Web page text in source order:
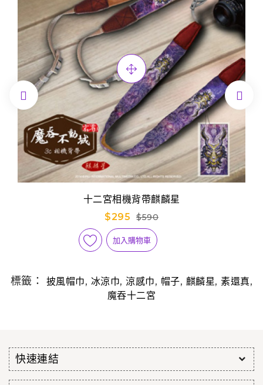
十二宮相機背帶麒麟星
$295
$590
加入購物車
 
標籤： 披風帽巾, 冰涼巾,涼感巾, 帽子, 麒麟星,素還真,
魔吞十二宮
快速連結